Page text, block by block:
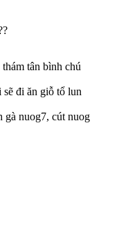
tân bình chú
đi ăn giỗ tổ lun
gà nuog7, cút nuog